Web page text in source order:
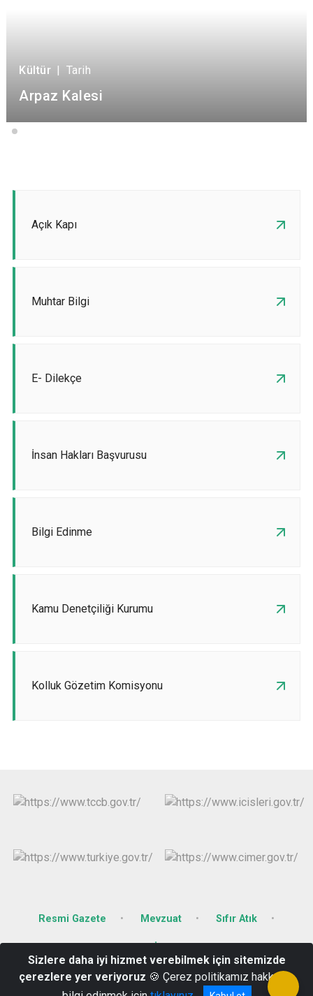
Kültür | Tarih
Arpaz Kalesi
Açık Kapı
Muhtar Bilgi
E- Dilekçe
İnsan Hakları Başvurusu
Bilgi Edinme
Kamu Denetçiliği Kurumu
Kolluk Gözetim Komisyonu
Resmi Gazete Mevzuat Sıfır Atık
Cumhuriyet Mah. 278 Sok. No: 3 09900 Nazilli /AYDIN
Sizlere daha iyi hizmet verebilmek için sitemizde
çerezlere yer veriyoruz 🍪 Çerez politikamız hakkında